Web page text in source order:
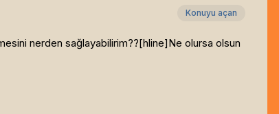
Konuyu açan
nerden sağlayabilirim??[hline]Ne olursa olsun